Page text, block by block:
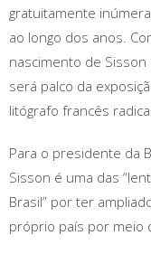
gratuitamente
ao longo dos anos.
nascimento de Sisson
será palco da
litógrafo francês
Para o presidente da
Sisson é uma das
Brasil” por ter
próprio país por meio